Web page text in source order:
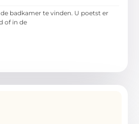
badkamer te vinden. U poetst er
of in de